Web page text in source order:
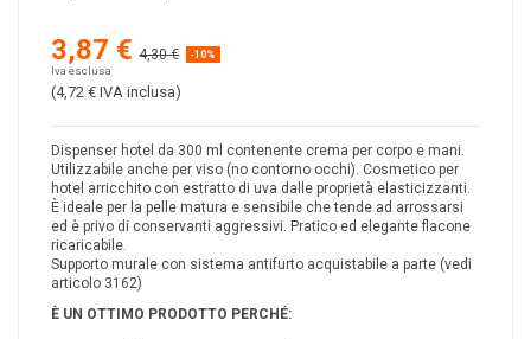
3,87 € 4,30 € -10%
Iva esclusa
(4,72 € IVA inclusa)
Dispenser hotel da 300 ml contenente crema per corpo e mani.
Utilizzabile anche per viso (no contorno occhi). Cosmetico per
hotel arricchito con estratto di uva dalle proprietà elasticizzanti.
È ideale per la pelle matura e sensibile che tende ad arrossarsi
ed è privo di conservanti aggressivi. Pratico ed elegante flacone
ricaricabile.
Supporto murale con sistema antifurto acquistabile a parte (vedi
articolo 3162)
È UN OTTIMO PRODOTTO PERCH É: